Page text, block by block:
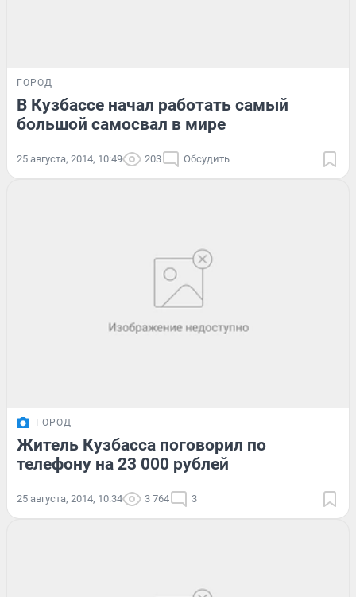
ГОРОД
В Кузбассе начал работать самый
большой самосвал в мире
25 августа, 2014, 10:49 203 Обсудить
ГОРОД
Житель Кузбасса поговорил по
телефону на 23 000 рублей
25 августа, 2014, 10:34 3 764 3